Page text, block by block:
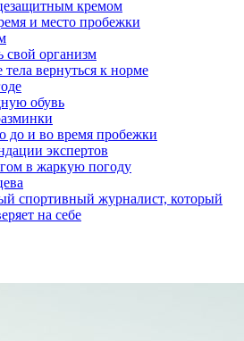
кремом
и место пробежки
свой организм
тела вернуться к норме
обувь
до и во время пробежки
экспертов
в жаркую погоду
спортивный журналист, который
на себе